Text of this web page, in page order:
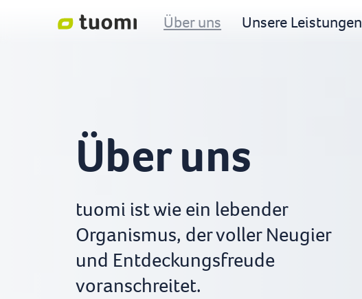
Über uns Unsere Leistungen
Über uns
tuomi ist wie ein lebender
Organismus, der voller Neugier
und Entdeckungsfreude
voranschreitet.